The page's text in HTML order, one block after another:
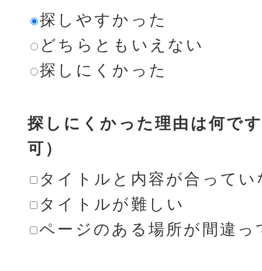
探しやすかった
どちらともいえない
探しにくかった
探しにくかった理由は何で
可）
タイトルと内容が合ってい
タイトルが難しい
ページのある場所が間違っ